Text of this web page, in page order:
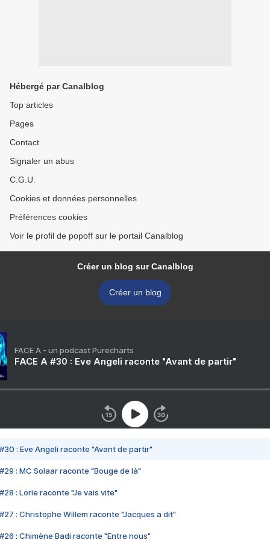
Hébergé par Canalblog
Top articles
Pages
Contact
Signaler un abus
C.G.U.
Cookies et données personnelles
Préférences cookies
Voir le profil de popoff sur le portail Canalblog
Créer un blog sur Canalblog
Créer un blog
FACE A - un podcast Purecharts
FACE A #30 : Eve Angeli raconte "Avant de partir"
#30 : Eve Angeli raconte "Avant de partir"
#29 : MC Solaar raconte "Bouge de là"
#28 : Lorie raconte "Je vais vite"
#27 : Christophe Willem raconte "Jacques a dit"
#26 : Chimène Badi raconte "Entre nous"